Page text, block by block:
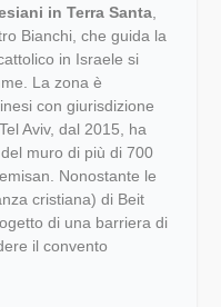
in Terra Santa,
Bianchi, che guida la
in Israele si
La zona è
con giurisdizione
Aviv, dal 2015, ha
muro di più di 700
Nonostante le
cristiana) di Beit
di una barriera di
il convento